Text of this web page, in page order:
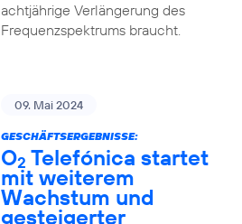
achtjährige Verlängerung des
Frequenzspektrums braucht.
09. Mai 2024
GESCHÄFTSERGEBNISSE:
O2 Telefónica startet
mit weiterem
Wachstum und
gesteigerter